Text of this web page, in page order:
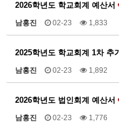
2026학년도 학교회계 예산서
남홍진 02-23 1,833
2025학년도 학교회계 1차 추
남홍진 02-23 1,892
2026학년도 법인회계 예산서
남홍진 02-23 1,776